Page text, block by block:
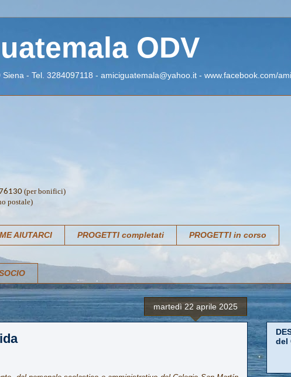
ODV
- Tel. 3284097118 - amiciguatemala@yahoo.it - www.facebook.com/
(per bonifici)
postale)
AIUTARCI PROGETTI completati PROGETTI in corso
martedì 22 aprile 2025
del